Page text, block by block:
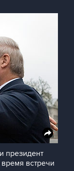
президент
встречи